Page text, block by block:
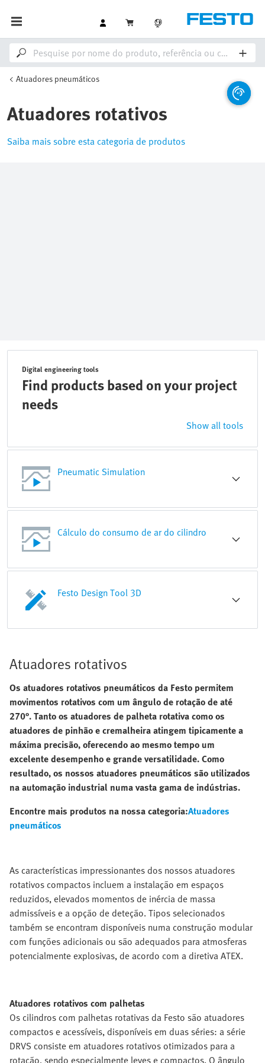
Atuadores pneumáticos
Atuadores rotativos
Saiba mais sobre esta categoria de produtos
Digital engineering tools
Find products based on your project
needs
Show all tools
Pneumatic Simulation
Cálculo do consumo de ar do cilindro
Festo Design Tool 3D
Atuadores rotativos
Os atuadores rotativos pneumáticos da Festo permitem
movimentos rotativos com um ângulo de rotação de até
270°. Tanto os atuadores de palheta rotativa como os
atuadores de pinhão e cremalheira atingem tipicamente a
máxima precisão, oferecendo ao mesmo tempo um
excelente desempenho e grande versatilidade. Como
resultado, os nossos atuadores pneumáticos são utilizados
na automação industrial numa vasta gama de indústrias.
Encontre mais produtos na nossa categoria:Atuadores
pneumáticos
As características impressionantes dos nossos atuadores
rotativos compactos incluem a instalação em espaços
reduzidos, elevados momentos de inércia de massa
admissíveis e a opção de deteção. Tipos selecionados
também se encontram disponíveis numa construção modular
com funções adicionais ou são adequados para atmosferas
potencialmente explosivas, de acordo com a diretiva ATEX.
Atuadores rotativos com palhetas
Os cilindros com palhetas rotativas da Festo são atuadores
compactos e acessíveis, disponíveis em duas séries: a série
DRVS consiste em atuadores rotativos otimizados para a
rotação, sendo especialmente leves e compactos. O ângulo